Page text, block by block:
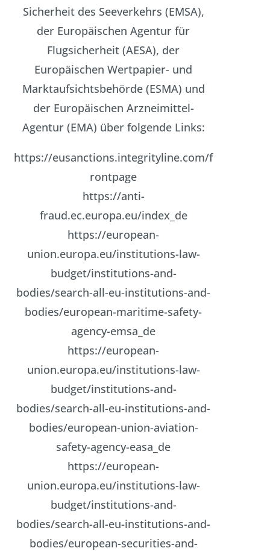
Sicherheit des Seeverkehrs (EMSA),
der Europäischen Agentur für
Flugsicherheit (AESA), der
Europäischen Wertpapier- und
Marktaufsichtsbehörde (ESMA) und
der Europäischen Arzneimittel-
Agentur (EMA) über folgende Links:
https://eusanctions.integrityline.com/f
rontpage
https://anti-
fraud.ec.europa.eu/index_de
https://european-
union.europa.eu/institutions-law-
budget/institutions-and-
bodies/search-all-eu-institutions-and-
bodies/european-maritime-safety-
agency-emsa_de
https://european-
union.europa.eu/institutions-law-
budget/institutions-and-
bodies/search-all-eu-institutions-and-
bodies/european-union-aviation-
safety-agency-easa_de
https://european-
union.europa.eu/institutions-law-
budget/institutions-and-
bodies/search-all-eu-institutions-and-
bodies/european-securities-and-